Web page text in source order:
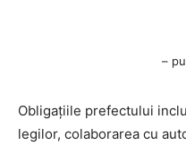
–
Obligațiile prefectului
legilor, colaborarea cu